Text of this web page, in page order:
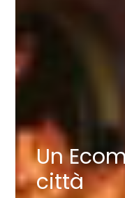
Un
città